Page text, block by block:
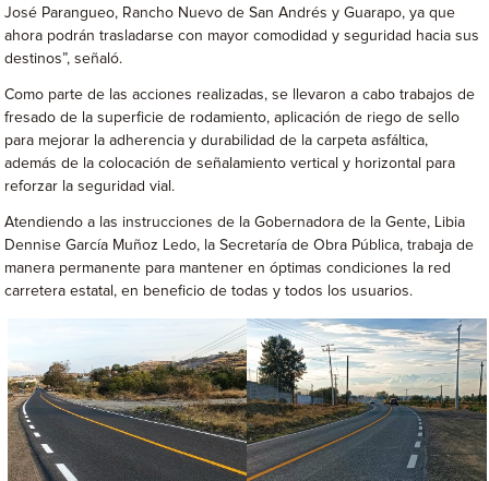
José Parangueo, Rancho Nuevo de San Andrés y Guarapo, ya que
ahora podrán trasladarse con mayor comodidad y seguridad hacia sus
destinos”, señaló.
Como parte de las acciones realizadas, se llevaron a cabo trabajos de
fresado de la superficie de rodamiento, aplicación de riego de sello
para mejorar la adherencia y durabilidad de la carpeta asfáltica,
además de la colocación de señalamiento vertical y horizontal para
reforzar la seguridad vial.
Atendiendo a las instrucciones de la Gobernadora de la Gente, Libia
Dennise García Muñoz Ledo, la Secretaría de Obra Pública, trabaja de
manera permanente para mantener en óptimas condiciones la red
carretera estatal, en beneficio de todas y todos los usuarios.